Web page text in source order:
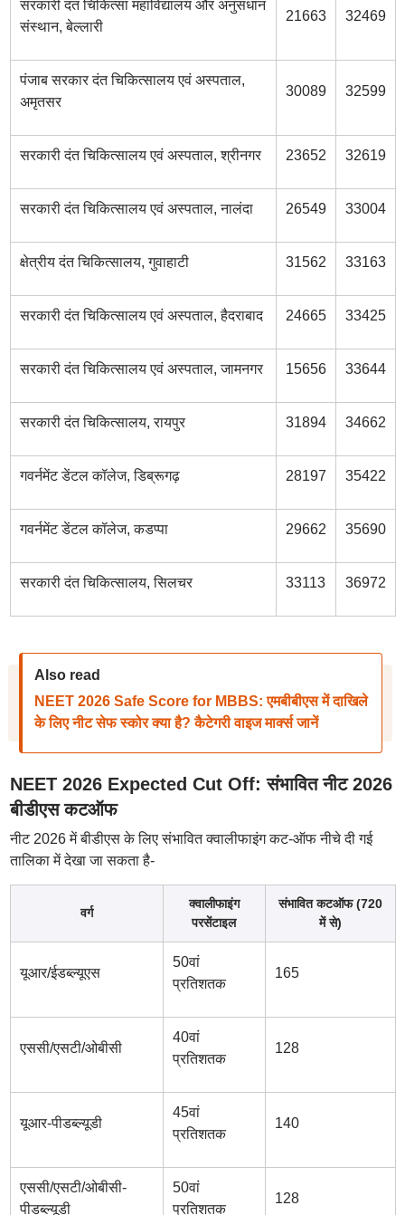
सरकारी दंत चिकित्सा महाविद्यालय और अनुसंधान
संस्थान, बेल्लारी
21663 32469
पंजाब सरकार दंत चिकित्सालय एवं अस्पताल,
अमृतसर
30089 32599
सरकारी दंत चिकित्सालय एवं अस्पताल, श्रीनगर 23652 32619
सरकारी दंत चिकित्सालय एवं अस्पताल, नालंदा 26549 33004
क्षेत्रीय दंत चिकित्सालय, गुवाहाटी 31562 33163
सरकारी दंत चिकित्सालय एवं अस्पताल, हैदराबाद 24665 33425
सरकारी दंत चिकित्सालय एवं अस्पताल, जामनगर 15656 33644
सरकारी दंत चिकित्सालय, रायपुर 31894 34662
गवर्नमेंट डेंटल कॉलेज, डिब्रूगढ़ 28197 35422
गवर्नमेंट डेंटल कॉलेज, कडप्पा 29662 35690
सरकारी दंत चिकित्सालय, सिलचर 33113 36972
Also read
NEET 2026 Safe Score for MBBS: एमबीबीएस में दाखिले
के लिए नीट सेफ स्कोर क्या है? कैटेगरी वाइज मार्क्स जानें
NEET 2026 Expected Cut Off: संभावित नीट 2026
बीडीएस कटऑफ
नीट 2026 में बीडीएस के लिए संभावित क्वालीफाइंग कट-ऑफ नीचे दी गई
तालिका में देखा जा सकता है-
वर्ग
क्वालीफाइंग
परसेंटाइल
संभावित कटऑफ (720
में से)
यूआर/ईडब्ल्यूएस
50वां
प्रतिशतक
165
एससी/एसटी/ओबीसी
40वां
प्रतिशतक
128
यूआर-पीडब्ल्यूडी
45वां
प्रतिशतक
140
एससी/एसटी/ओबीसी-
पीडब्ल्यूडी
50वां
प्रतिशतक
128